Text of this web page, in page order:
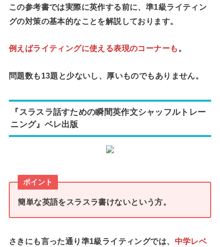
この参考書では実際に英作する前に、準1級ライティン
グの対策の基本的なことを解説しております。
例えばライティングに使える表現のコーナーも 。
問題数も13題と少ないし、厚いものでもありません。
『スラスラ話すための瞬間英作文シャッフルトレー
ニング』ベレ出版
ポイント
簡単な英語をスラスラ書けないという方。
さきにも言った通り準1級ライティングでは、 中学レベ